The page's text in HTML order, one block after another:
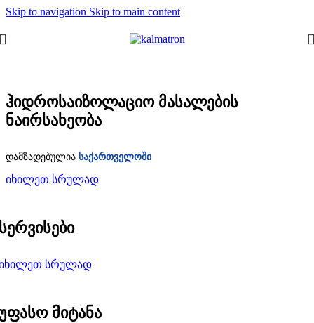
Skip to navigation Skip to main content
ჰიდროსაიზოლაციო მასალების
ნაირსახეობა
დამზადებულია საქართველოში
იხილეთ სრულად
სრულად
მიტანა